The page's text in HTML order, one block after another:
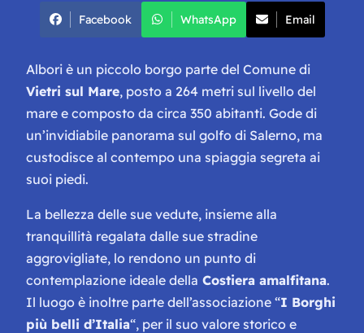
Facebook WhatsApp Email
Albori è un piccolo borgo parte del Comune di
Vietri sul Mare, posto a 264 metri sul livello del
mare e composto da circa 350 abitanti. Gode di
un’invidiabile panorama sul golfo di Salerno, ma
custodisce al contempo una spiaggia segreta ai
suoi piedi.
La bellezza delle sue vedute, insieme alla
tranquillità regalata dalle sue stradine
aggrovigliate, lo rendono un punto di
contemplazione ideale della Costiera amalfitana.
Il luogo è inoltre parte dell’associazione “I Borghi
più belli d’Italia“, per il suo valore storico e